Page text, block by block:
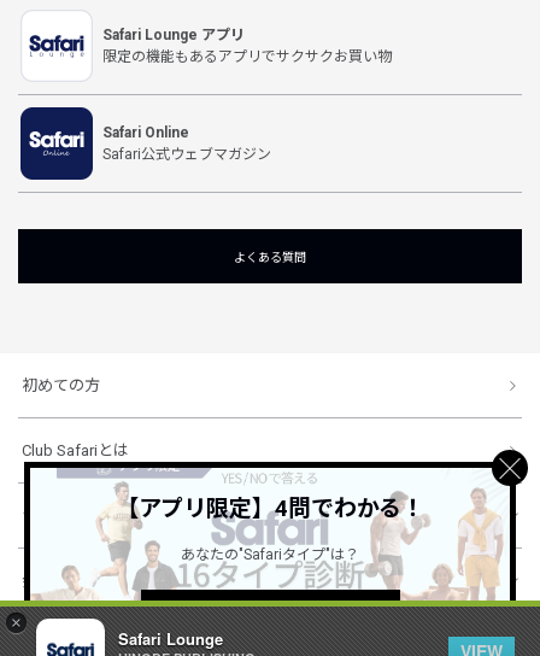
×
Safari Lounge
VIEW
Safari Lounge アプリ
限定の機能もあるアプリでサクサクお買い物
Safari Online
Safari公式ウェブマガジン
よくある質問
初めての方
Club Safariとは
ショッピングガイド
会社概要・規約
【アプリ限定】4問でわかる！
あなたの"Safariタイプ"は？
詳しくはこちら ＞